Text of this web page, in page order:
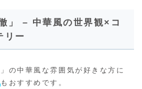
」 – 中華風の世界観×コ
リー
の中華風な雰囲気が好きな方に
もおすすめです。